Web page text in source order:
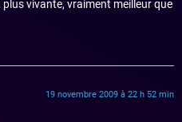
vivante, vraiment meilleur que
19 novembre 2009 à 22 h 52 min